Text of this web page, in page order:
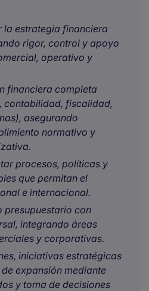
la estrategia financiera
rigor, control y apoyo
operativo y
financiera completa
contabilidad, fiscalidad,
asegurando
normativo y
procesos, políticas y
que permitan el
e internacional.
presupuestario con
integrando áreas
y corporativas.
iniciativas estratégicas
expansión mediante
y toma de decisiones